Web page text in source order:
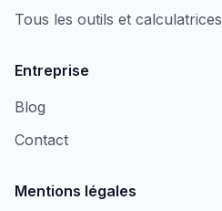
Tous les outils et calculatrices
Entreprise
Blog
Contact
Mentions légales